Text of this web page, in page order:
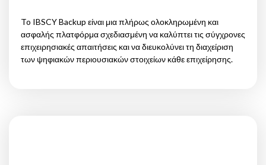
To IBSCY Backup είναι μια πλήρως ολοκληρωμένη και
ασφαλής πλατφόρμα σχεδιασμένη να καλύπτει τις σύγχρονες
επιχειρησιακές απαιτήσεις και να διευκολύνει τη διαχείριση
των ψηφιακών περιουσιακών στοιχείων κάθε επιχείρησης.